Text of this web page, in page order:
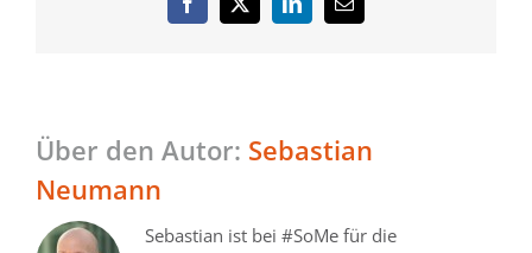
FacebookTwitterLinkedIn
E-
Über den Autor: Sebastian
Neumann
Sebastian ist bei #SoMe für die